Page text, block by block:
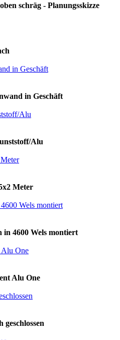
schräg - Planungsskizze
in Geschäft
Alu
Meter
4600 Wels montiert
Alu One
geschlossen